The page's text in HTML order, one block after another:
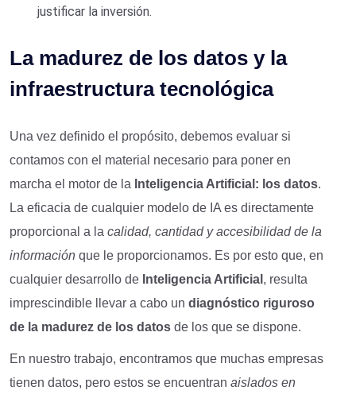
justificar la inversión.
La madurez de los datos y la
infraestructura tecnológica
Una vez definido el propósito, debemos evaluar si
contamos con el material necesario para poner en
marcha el motor de la Inteligencia Artificial: los datos.
La eficacia de cualquier modelo de IA es directamente
proporcional a la calidad, cantidad y accesibilidad de la
información que le proporcionamos. Es por esto que, en
cualquier desarrollo de Inteligencia Artificial , resulta
imprescindible llevar a cabo un diagnóstico riguroso
de la madurez de los datos de los que se dispone.
En nuestro trabajo, encontramos que muchas empresas
tienen datos, pero estos se encuentran aislados en